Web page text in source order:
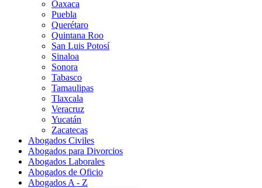
Oaxaca
Puebla
Querétaro
Quintana Roo
San Luis Potosí
Sinaloa
Sonora
Tabasco
Tamaulipas
Tlaxcala
Veracruz
Yucatán
Zacatecas
Abogados Civiles
Abogados para Divorcios
Abogados Laborales
Abogados de Oficio
Abogados A - Z